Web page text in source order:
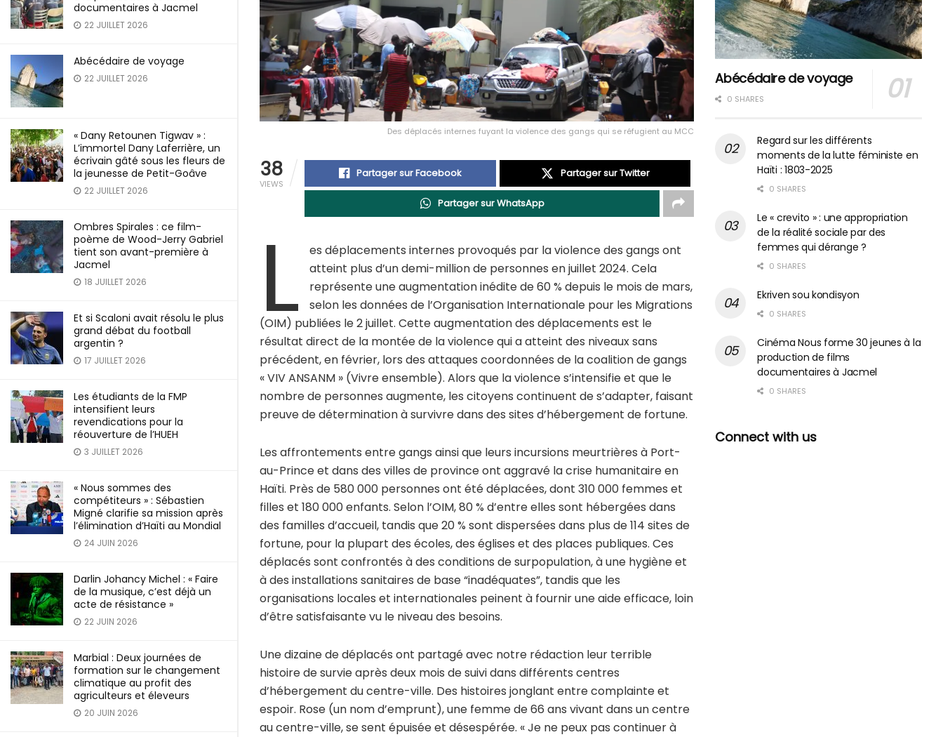
documentaires à Jacmel
22 JUILLET 2026
Abécédaire de voyage
22 JUILLET 2026
« Dany Retounen Tigwav » :
L’immortel Dany Laferrière, un
écrivain gâté sous les fleurs de
la jeunesse de Petit-Goâve
22 JUILLET 2026
Ombres Spirales : ce film-
poème de Wood-Jerry Gabriel
tient son avant-première à
Jacmel
18 JUILLET 2026
Et si Scaloni avait résolu le plus
grand débat du football
argentin ?
17 JUILLET 2026
Les étudiants de la FMP
intensifient leurs
revendications pour la
réouverture de l’HUEH
3 JUILLET 2026
« Nous sommes des
compétiteurs » : Sébastien
Migné clarifie sa mission après
l’élimination d’Haïti au Mondial
24 JUIN 2026
Darlin Johancy Michel : « Faire
de la musique, c’est déjà un
acte de résistance »
22 JUIN 2026
Marbial : Deux journées de
formation sur le changement
climatique au profit des
agriculteurs et éleveurs
20 JUIN 2026
Des déplacés internes fuyant la violence des gangs qui se réfugient au MCC
38
VIEWS
Partager sur Facebook Partager sur Twitter
Partager sur WhatsApp
L
es déplacements internes provoqués par la violence des gangs ont
atteint plus d’un demi-million de personnes en juillet 2024. Cela
représente une augmentation inédite de 60 % depuis le mois de mars,
selon les données de l’Organisation Internationale pour les Migrations
(OIM) publiées le 2 juillet. Cette augmentation des déplacements est le
résultat direct de la montée de la violence qui a atteint des niveaux sans
précédent, en février, lors des attaques coordonnées de la coalition de gangs
« VIV ANSANM » (Vivre ensemble). Alors que la violence s’intensifie et que le
nombre de personnes augmente, les citoyens continuent de s’adapter, faisant
preuve de détermination à survivre dans des sites d’hébergement de fortune.
Les affrontements entre gangs ainsi que leurs incursions meurtrières à Port-
au-Prince et dans des villes de province ont aggravé la crise humanitaire en
Haïti. Près de 580 000 personnes ont été déplacées, dont 310 000 femmes et
filles et 180 000 enfants. Selon l’OIM, 80 % d’entre elles sont hébergées dans
des familles d’accueil, tandis que 20 % sont dispersées dans plus de 114 sites de
fortune, pour la plupart des écoles, des églises et des places publiques. Ces
déplacés sont confrontés à des conditions de surpopulation, à une hygiène et
à des installations sanitaires de base “inadéquates”, tandis que les
organisations locales et internationales peinent à fournir une aide efficace, loin
d’être satisfaisante vu le niveau des besoins.
Une dizaine de déplacés ont partagé avec notre rédaction leur terrible
histoire de survie après deux mois de suivi dans différents centres
d’hébergement du centre-ville. Des histoires jonglant entre complainte et
espoir. Rose (un nom d’emprunt), une femme de 66 ans vivant dans un centre
au centre-ville, se sent épuisée et désespérée. « Je ne peux pas continuer à
Abécédaire de voyage
0 SHARES
Regard sur les différents
moments de la lutte féministe en
Haïti : 1803-2025
0 SHARES
Le « crevito » : une appropriation
de la réalité sociale par des
femmes qui dérange ?
0 SHARES
Ekriven sou kondisyon
0 SHARES
Cinéma Nous forme 30 jeunes à la
production de films
documentaires à Jacmel
0 SHARES
Connect with us